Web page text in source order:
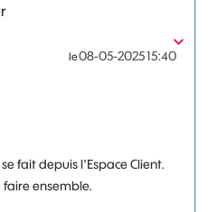
le‎08-05-202515:40
fait depuis l'Espace Client.
faire ensemble.